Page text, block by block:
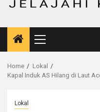
Primary
Menu
Home
Lokal
Kapal Induk AS Hilang di Laut
Lokal